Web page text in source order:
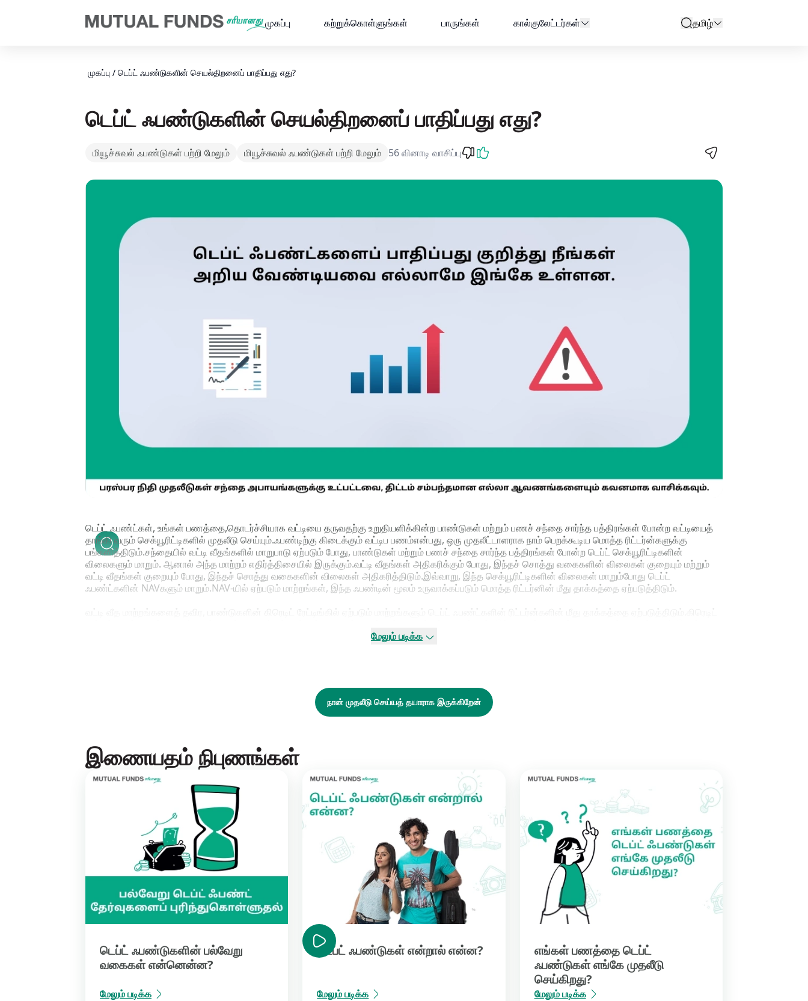
முகப்பு
கற்றுக்கொள்ளுங்கள் பாருங்கள் கால்குலேட்டர்கள் search
தமிழ்
முகப்பு / டெப்ட் ஃபண்டுகளின் செயல்திறனைப் பாதிப்பது எது?
டெப்ட் ஃபண்டுகளின் செயல்திறனைப் பாதிப்பது எது?
மியூச்சுவல் ஃபண்டுகள் பற்றி மேலும் மியூச்சுவல் ஃபண்டுகள் பற்றி மேலும் 56 வினாடி வாசிப்பு
டெப்ட் ஃபண்ட்கள், உங்கள் பணத்தை,தொடர்ச்சியாக வட்டியை தருவதற்கு உறுதியளிக்கின்ற பாண்டுகள் மற்றும் பணச் சந்தை சார்ந்த பத்திரங்கள் போன்ற வட்டியைத்
தாங்கி வரும் செக்யூரிட்டிகளில் முதலீடு செய்யும்.ஃபண்டிற்கு கிடைக்கும் வட்டிப பணம்என்பது, ஒரு முதலீட்டாளராக நாம் பெறக்கூடிய மொத்த ரிட்டர்ன்களுக்கு
பங்களித்திடும்.சந்தையில் வட்டி வீதங்களில் மாறுபாடு ஏற்படும் போது, பாண்டுகள் மற்றும் பணச் சந்தை சார்ந்த பத்திரங்கள் போன்ற டெப்ட் செக்யூரிட்டிகளின்
விலைகளும் மாறும். ஆனால் அந்த மாற்றம் எதிர்த்திசையில் இருக்கும்.வட்டி வீதங்கள் அதிகரிக்கும் போது, இந்தச் சொத்து வகைகளின் விலைகள் குறையும் மற்றும்
வட்டி வீதங்கள் குறையும் போது, இந்தச் சொத்து வகைகளின் விலைகள் அதிகரித்திடும்.இவ்வாறு, இந்த செக்யூரிட்டிகளின் விலைகள் மாறும்போது டெப்ட்
ஃபண்ட்களின் NAVகளும் மாறும்.NAV-யில் ஏற்படும் மாற்றங்கள், இந்த ஃபண்டின் மூலம் உருவாக்கப்படும் மொத்த ரிட்டர்னின் மீது தாக்கத்தை ஏற்படுத்திடும்.
விளைவாக இந்த பாண்டுகளை வைத்திருக்கக் கூடிய ஃபண்டுகள் NAV-யைக் குறைக்க வேண்டிய அவசியம் நேரும்.இவ்வாறு, டெப்ட் ஃபண்டின் போர்ட்ஃபோலியோவில்
ரிட்டர்ன்களை பெருமளவு பாதிக்கும். ஏனென்றால், வட்டிப் பணச்செலுத்துதல்கள் ஃபண்டில் இருந்து கிடைக்கும் மொத்த ரிட்டர்னுடன் சேர்க்கப்படும்.
மேலும் படிக்க
நான் முதலீடு செய்யத் தயாராக இருக்கிறேன்
இணையதம் நிபுணங்கள்
டெப்ட் ஃபண்டுகளின் பல்வேறு
வகைகள் என்னென்ன?
மேலும் படிக்க
டெப்ட் ஃபண்டுகள் என்றால் என்ன?
மேலும் படிக்க
எங்கள் பணத்தை டெப்ட்
ஃபண்டுகள் எங்கே முதலீடு
செய்கிறது?
மேலும் படிக்க